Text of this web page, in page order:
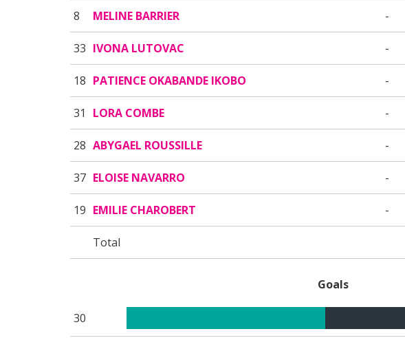
8 MELINE BARRIER -
33 IVONA LUTOVAC -
18 PATIENCE OKABANDE IKOBO -
31 LORA COMBE -
28 ABYGAEL ROUSSILLE -
37 ELOISE NAVARRO -
19 EMILIE CHAROBERT -
Total
Goals
30